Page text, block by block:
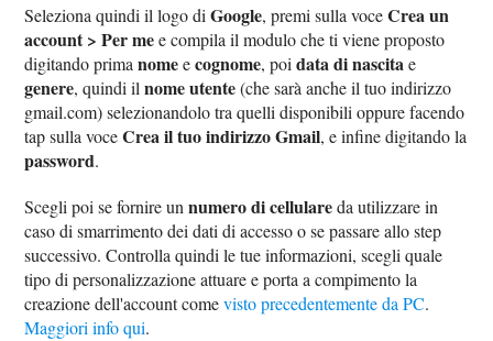
Seleziona quindi il logo diGoogle, premi sulla voceCrea un
account > Per mee compila il modulo che ti viene proposto
digitando primanomeecognome, poidata di nascitae
genere, quindi ilnome utente(che sarà anche il tuo indirizzo
gmail.com) selezionandolo tra quelli disponibili oppure facendo
tap sulla voceCrea il tuo indirizzo Gmail, e infine digitando la
password.
Scegli poi se fornire unnumero di cellulareda utilizzare in
caso di smarrimento dei dati di accesso o se passare allo step
successivo. Controlla quindi le tue informazioni, scegli quale
tipo di personalizzazione attuare e porta a compimento la
creazione dell'account comevisto precedentemente da PC.
Maggiori info qui.